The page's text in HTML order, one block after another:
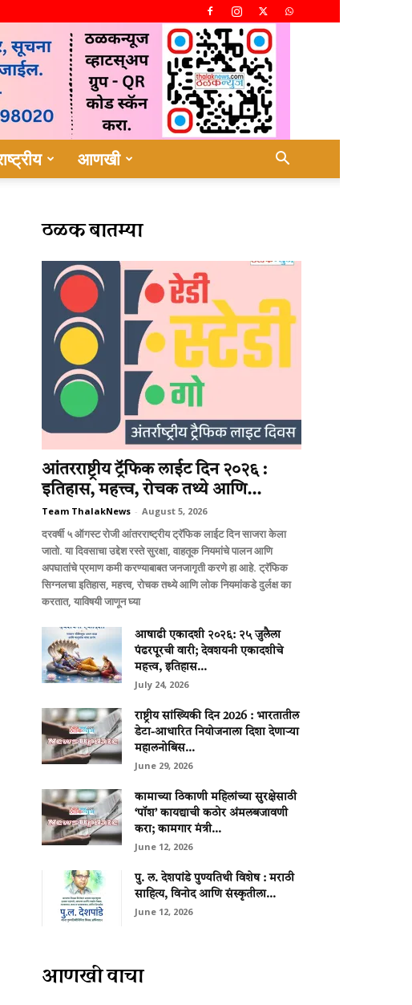
आणखी
ठळक बातम्या
आंतरराष्ट्रीय ट्रॅफिक लाईट दिन २०२६ :
इतिहास, महत्त्व, रोचक तथ्ये आणि...
Team ThalakNews - August 5, 2026
दरवर्षी ५ ऑगस्ट रोजी आंतरराष्ट्रीय ट्रॅफिक लाईट दिन साजरा केला
जातो. या दिवसाचा उद्देश रस्ते सुरक्षा, वाहतूक नियमांचे पालन आणि
अपघातांचे प्रमाण कमी करण्याबाबत जनजागृती करणे हा आहे. ट्रॅफिक
सिग्नलचा इतिहास, महत्त्व, रोचक तथ्ये आणि लोक नियमांकडे दुर्लक्ष का
करतात, याविषयी जाणून घ्या
आषाढी एकादशी २०२६: २५ जुलैला
पंढरपूरची वारी; देवशयनी एकादशीचे
महत्त्व, इतिहास...
July 24, 2026
राष्ट्रीय सांख्यिकी दिन 2026 : भारतातील
डेटा-आधारित नियोजनाला दिशा देणाऱ्या
महालनोबिस...
June 29, 2026
कामाच्या ठिकाणी महिलांच्या सुरक्षेसाठी
‘पॉश’ कायद्याची कठोर अंमलबजावणी
करा; कामगार मंत्री...
June 12, 2026
पु. ल. देशपांडे पुण्यतिथी विशेष : मराठी
साहित्य, विनोद आणि संस्कृतीला...
June 12, 2026
आणखी वाचा